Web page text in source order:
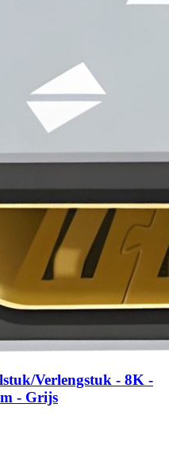
Verlengstuk - 8K -
- Grijs